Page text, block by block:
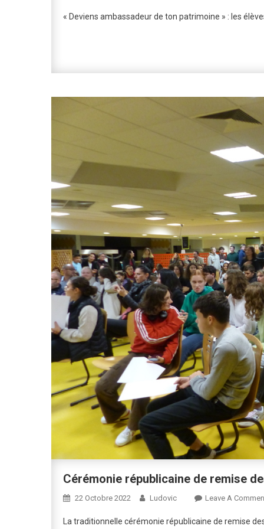
« Deviens ambassadeur de ton patrimoine » : les
Cérémonie républicaine de remise
22 Octobre 2022 Ludovic Leave A
La traditionnelle cérémonie républicaine de remise